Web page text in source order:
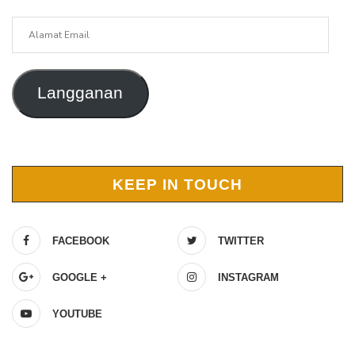
Langganan
KEEP IN TOUCH
FACEBOOK TWITTER
GOOGLE + INSTAGRAM
YOUTUBE